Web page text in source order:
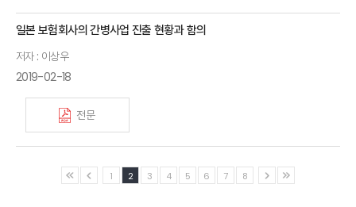
일본 보험회사의 간병사업 진출 현황과 함의
저자 : 이상우
2019-02-18
전문
1 2 3 4 5 6 7 8